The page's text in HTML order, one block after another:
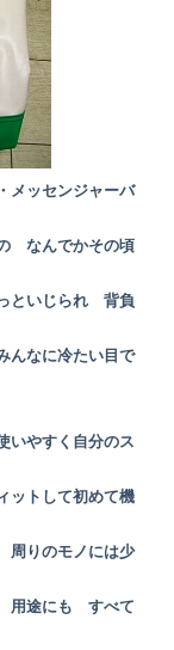
メッセンジャーバ
なんでかその頃
といじられ 背負
んなに冷たい目で
いやすく自分のス
ットして初めて機
周りのモノには少
用途にも すべて